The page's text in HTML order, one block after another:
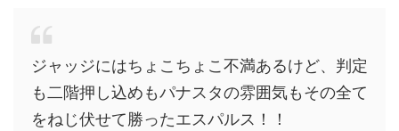
ジャッジにはちょこちょこ不満あるけど、判定
も二階押し込めもパナスタの雰囲気もその全て
をねじ伏せて勝ったエスパルス！！